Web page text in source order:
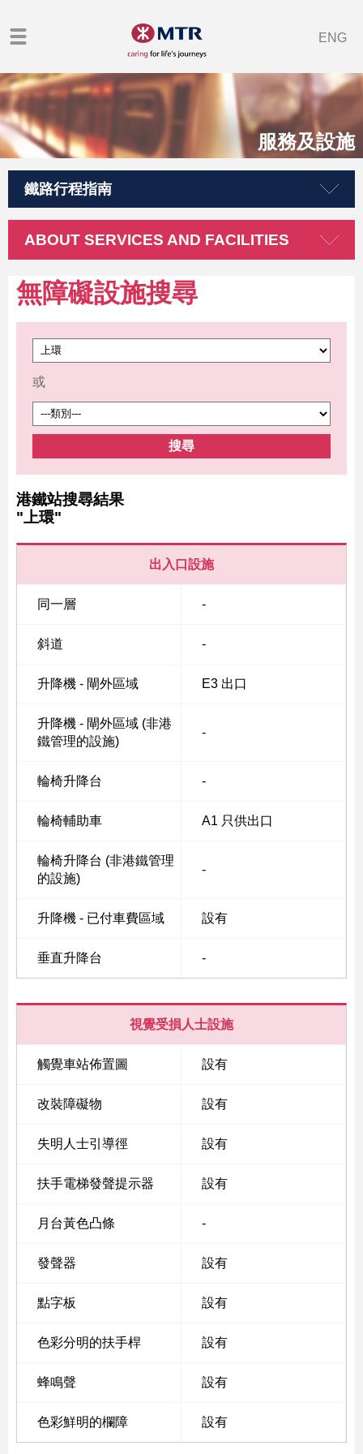
Content
ENG
服務及設施
鐵路行程指南
ABOUT SERVICES AND FACILITIES
無障礙設施搜尋
或
搜尋
港鐵站搜尋結果
"上環"
出入口設施
同一層 -
斜道 -
升降機 - 閘外區域 E3 出口
升降機 - 閘外區域 (非港
鐵管理的設施)
-
輪椅升降台 -
輪椅輔助車 A1 只供出口
輪椅升降台 (非港鐵管理
的設施)
-
升降機 - 已付車費區域 設有
垂直升降台 -
視覺受損人士設施
觸覺車站佈置圖 設有
改裝障礙物 設有
失明人士引導徑 設有
扶手電梯發聲提示器 設有
月台黃色凸條 -
發聲器 設有
點字板 設有
色彩分明的扶手桿 設有
蜂鳴聲 設有
色彩鮮明的欄障 設有